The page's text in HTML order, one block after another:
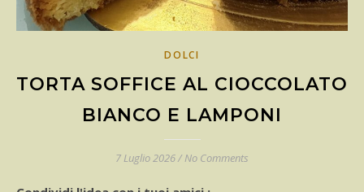
DOLCI
TORTA SOFFICE AL CIOCCOLATO
BIANCO E LAMPONI
7 Luglio 2026/ No Comments